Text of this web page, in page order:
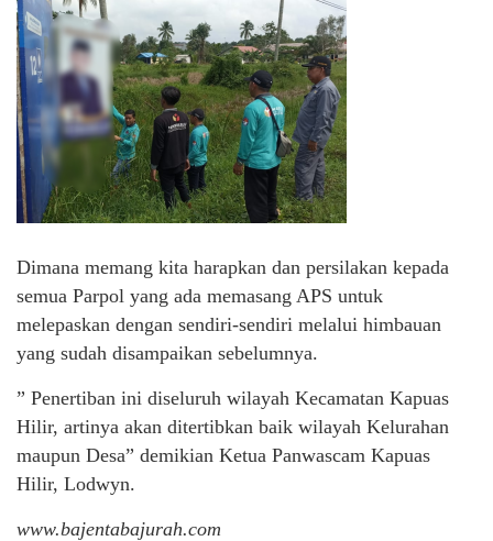
Dimana memang kita harapkan dan persilakan kepada
semua Parpol yang ada memasang APS untuk
melepaskan dengan sendiri-sendiri melalui himbauan
yang sudah disampaikan sebelumnya.
” Penertiban ini diseluruh wilayah Kecamatan Kapuas
Hilir, artinya akan ditertibkan baik wilayah Kelurahan
maupun Desa” demikian Ketua Panwascam Kapuas
Hilir, Lodwyn.
www.bajentabajurah.com